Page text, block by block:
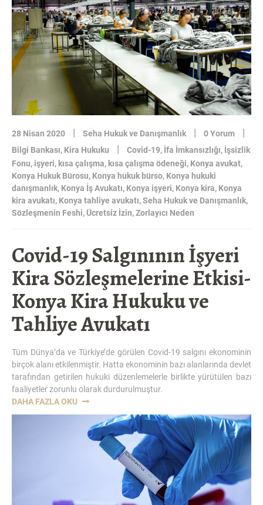
28 Nisan 2020 | Seha Hukuk ve Danışmanlık | 0 Yorum |
Bilgi Bankası, Kira Hukuku | Covid-19, İfa İmkansızlığı, İşsizlik
Fonu, işyeri, kısa çalışma, kısa çalışma ödeneği, Konya avukat,
Konya Hukuk Bürosu, Konya hukuk bürso, Konya hukuki
danışmanlık, Konya İş Avukatı, Konya işyeri, Konya kira, Konya
kira avukatı, Konya tahliye avukatı,Seha Hukuk ve Danışmanlık,
Sözleşmenin Feshi, Ücretsiz İzin,Zorlayıcı Neden
Covid-19 Salgınının İşyeri
Kira Sözleşmelerine Etkisi-
Konya Kira Hukuku ve
Tahliye Avukatı
Tüm Dünya’da ve Türkiye’de görülen Covid-19 salgını ekonominin
birçok alanı etkilenmiştir. Hatta ekonominin bazı alanlarında devlet
tarafından getirilen hukuki düzenlemelerle birlikte yürütülen bazı
faaliyetler zorunlu olarak durdurulmuştur.
DAHA FAZLA OKU“COVID-
19
SALGINININ
İŞYERI
SÖZLEŞMELERINE